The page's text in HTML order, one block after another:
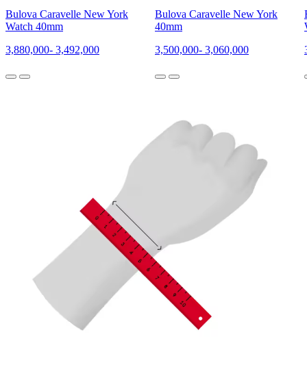
Bulova Caravelle New York
Watch 40mm
3,880,000- 3,492,000
Bulova Caravelle New York
40mm
3,500,000- 3,060,000